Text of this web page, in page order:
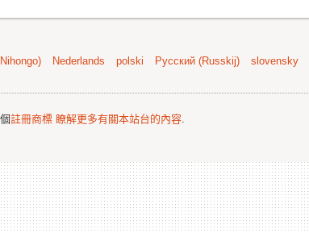
Nederlands polski Русский (Russkij) slovensky
註冊商標 瞭解更多有關本站台的內容